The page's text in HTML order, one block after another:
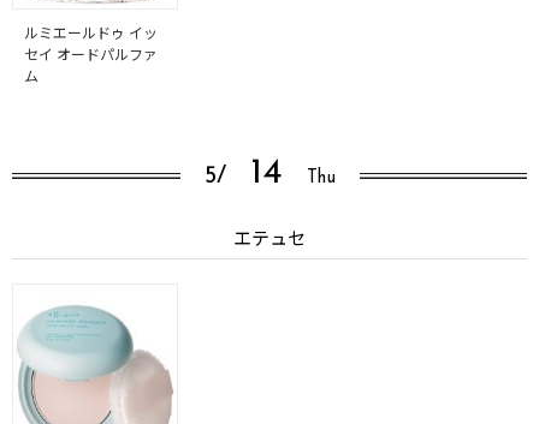
ルミエールドゥ イッ
セイ オードパルファ
ム
5/ 14 Thu
エテュセ